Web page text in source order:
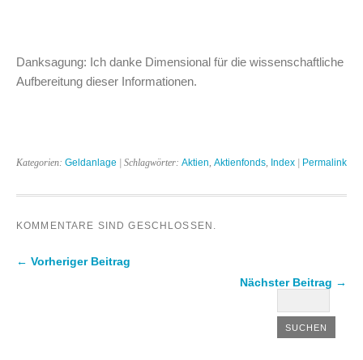
Danksagung: Ich danke Dimensional für die wissenschaftliche
Aufbereitung dieser Informationen.
Kategorien: Geldanlage | Schlagwörter: Aktien, Aktienfonds, Index Permalink
KOMMENTARE SIND GESCHLOSSEN.
← Vorheriger Beitrag
Nächster Beitrag →